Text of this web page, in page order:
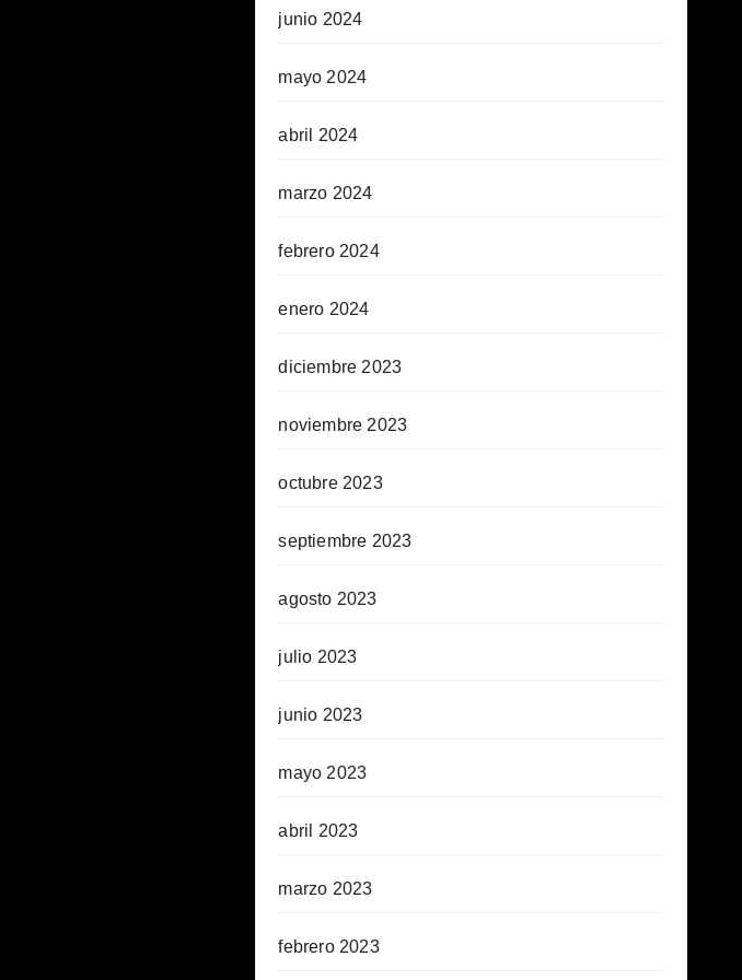
junio 2024
mayo 2024
abril 2024
marzo 2024
febrero 2024
enero 2024
diciembre 2023
noviembre 2023
octubre 2023
septiembre 2023
agosto 2023
julio 2023
junio 2023
mayo 2023
abril 2023
marzo 2023
febrero 2023